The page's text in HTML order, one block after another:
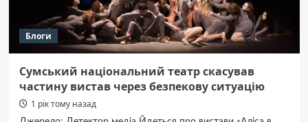
Блоги
Сумський національний театр скасував
частину вистав через безпекову ситуацію
1 рік тому назад